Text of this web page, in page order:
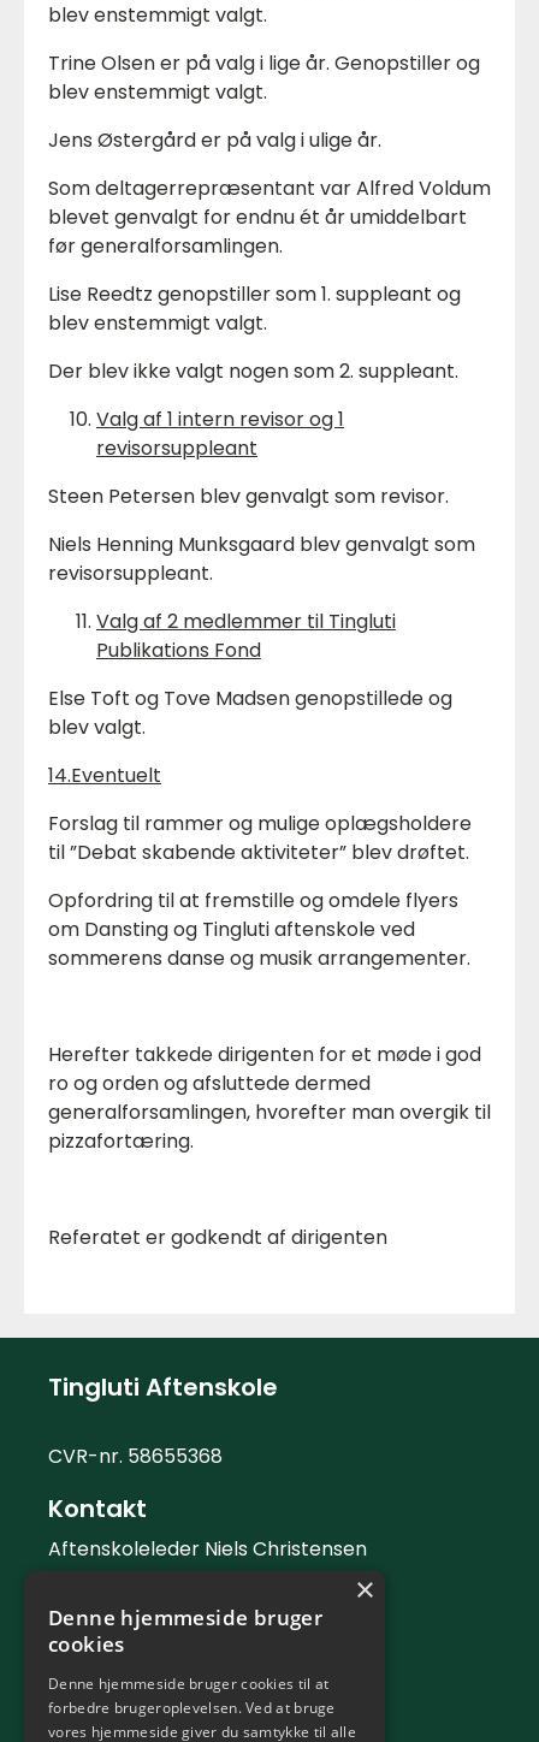
blev enstemmigt valgt.
Trine Olsen er på valg i lige år. Genopstiller og
blev enstemmigt valgt.
Jens Østergård er på valg i ulige år.
Som deltagerrepræsentant var Alfred Voldum
blevet genvalgt for endnu ét år umiddelbart
før generalforsamlingen.
Lise Reedtz genopstiller som 1. suppleant og
blev enstemmigt valgt.
Der blev ikke valgt nogen som 2. suppleant.
Valg af 1 intern revisor og 1
revisorsuppleant
Steen Petersen blev genvalgt som revisor.
Niels Henning Munksgaard blev genvalgt som
revisorsuppleant.
Valg af 2 medlemmer til Tingluti
Publikations Fond
Else Toft og Tove Madsen genopstillede og
blev valgt.
14.Eventuelt
Forslag til rammer og mulige oplægsholdere
til ”Debat skabende aktiviteter” blev drøftet.
Opfordring til at fremstille og omdele flyers
om Dansting og Tingluti aftenskole ved
sommerens danse og musik arrangementer.
Herefter takkede dirigenten for et møde i god
ro og orden og afsluttede dermed
generalforsamlingen, hvorefter man overgik til
pizzafortæring.
Referatet er godkendt af dirigenten
Tingluti Aftenskole
CVR-nr. 58655368
Kontakt
Aftenskoleleder Niels Christensen
Mail:info@tingluti.dk
Telefontid
Kontortid tirsdag og torsdag 9 - 12
×
Denne hjemmeside bruger
cookies
Denne hjemmeside bruger cookies til at
forbedre brugeroplevelsen. Ved at bruge
vores hjemmeside giver du samtykke til alle